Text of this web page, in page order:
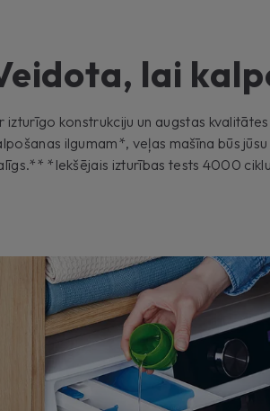
lai
izturīgo konstrukciju un augstas
ilgumam*, veļas mašīna būs
*Iekšējais izturības tests 4000